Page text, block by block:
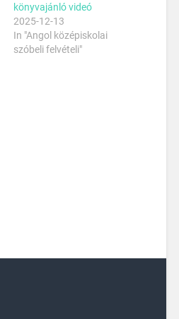
könyvajánló videó
2025-12-13
In "Angol középiskolai
szóbeli felvételi"